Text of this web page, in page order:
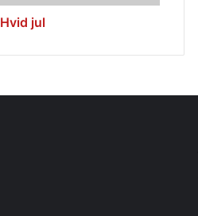
Hvid jul